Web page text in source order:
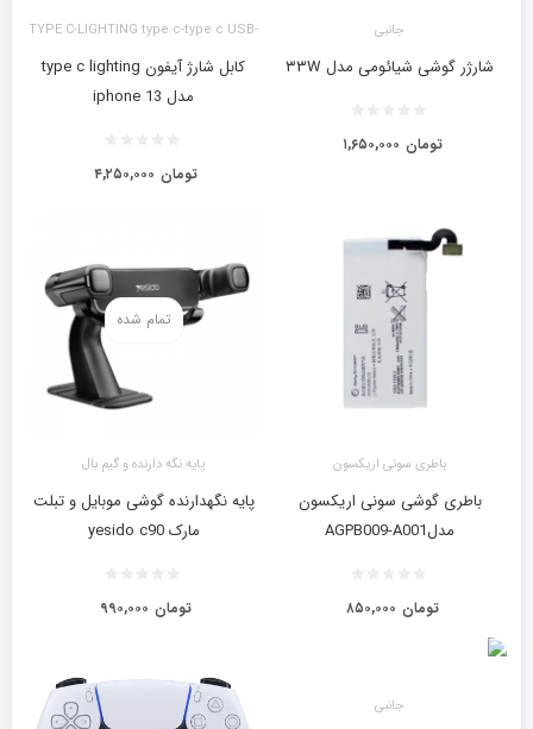
جانبی
شارژر گوشی شیائومی مدل ۳۳W
۱,۶۵۰,۰۰۰ تومان
TYPE C-LIGHTING type c-type c USB-
کابل شارژ آیفون type c lighting
مدل iphone 13
۴,۲۵۰,۰۰۰ تومان
باطری سونی اریکسون
باطری گوشی سونی اریکسون
مدلAGPB009-A001
۸۵۰,۰۰۰ تومان
تمام شده
پایه نگه دارنده و گیم بال
پایه نگهدارنده گوشی موبایل و تبلت
مارک yesido c90
۹۹۰,۰۰۰ تومان
جانبی